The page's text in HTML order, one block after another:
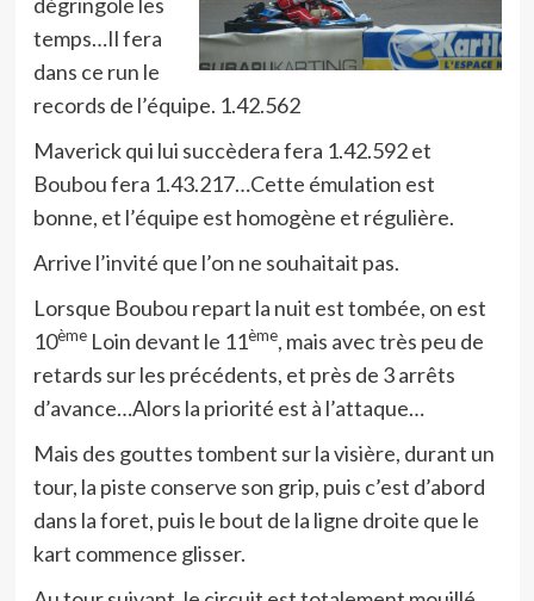
temps…Il fera
dans ce run le
records de l’équipe. 1.42.562
Maverick qui lui succèdera fera 1.42.592 et
Boubou fera 1.43.217…Cette émulation est
bonne, et l’équipe est homogène et régulière.
Arrive l’invité que l’on ne souhaitait pas.
Lorsque Boubou repart la nuit est tombée, on est
10èmeLoin devant le 11ème, mais avec très peu de
retards sur les précédents, et près de 3 arrêts
d’avance…Alors la priorité est à l’attaque…
Mais des gouttes tombent sur la visière, durant un
tour, la piste conserve son grip, puis c’est d’abord
dans la foret, puis le bout de la ligne droite que le
kart commence glisser.